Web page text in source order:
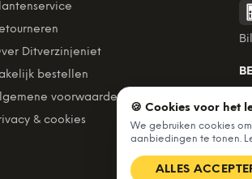
Ditverzinjeniet
bestellen
voorwaarden
& cookies
★
🍪 Cookies voor het
We gebruiken cookies
aanbiedingen te tonen.
ALLES